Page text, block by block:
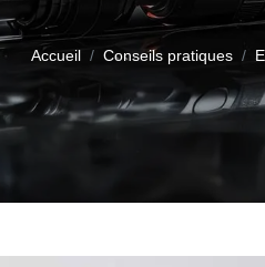
Accueil Conseils pratiques